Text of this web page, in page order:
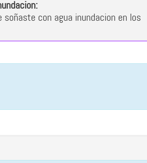
con agua inundacion en los